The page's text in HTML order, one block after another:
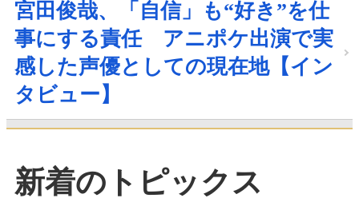
宮田俊哉、「自信」も“好き”を仕
事にする責任 アニポケ出演で実
感した声優としての現在地【イン
タビュー】
新着のトピックス